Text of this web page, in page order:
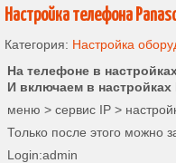
Настройка телефона
Категория: Настройка
На телефоне в
И включаем в
меню > сервис IP >
Только после этого можно
Login:admin